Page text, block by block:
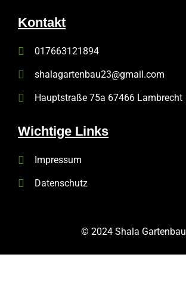
Kontakt
017663121894
shalagartenbau23@gmail.com
Hauptstraße 75a 67466 Lambrecht
Wichtige Links
Impressum
Datenschutz
© 2024 Shala Gartenbau